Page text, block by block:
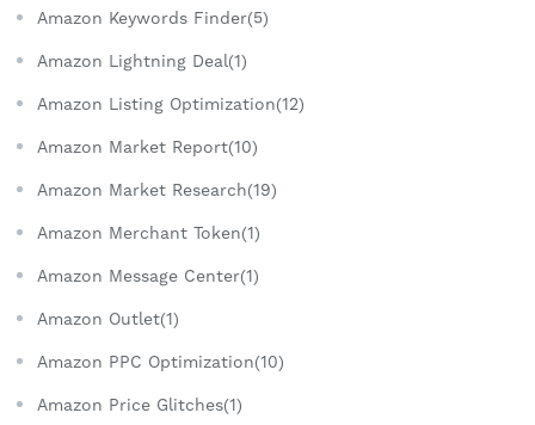
Amazon Keywords Finder(5)
Amazon Lightning Deal(1)
Amazon Listing Optimization(12)
Amazon Market Report(10)
Amazon Market Research(19)
Amazon Merchant Token(1)
Amazon Message Center(1)
Amazon Outlet(1)
Amazon PPC Optimization(10)
Amazon Price Glitches(1)